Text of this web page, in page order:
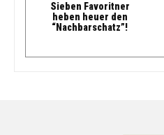
Sieben Favoritner
heben heuer den
“Nachbarschatz”!